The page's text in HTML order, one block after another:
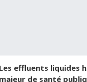
Les effluents liquides
majeur de santé